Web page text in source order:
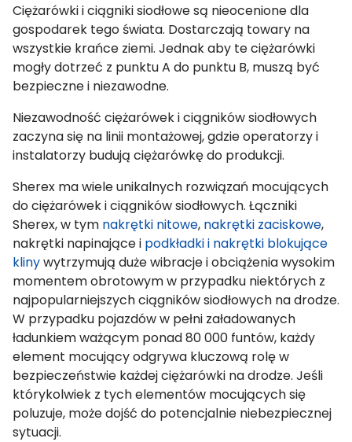
Ciężarówki i ciągniki siodłowe są nieocenione dla
gospodarek tego świata. Dostarczają towary na
wszystkie krańce ziemi. Jednak aby te ciężarówki
mogły dotrzeć z punktu A do punktu B, muszą być
bezpieczne i niezawodne.
Niezawodność ciężarówek i ciągników siodłowych
zaczyna się na linii montażowej, gdzie operatorzy i
instalatorzy budują ciężarówkę do produkcji.
Sherex ma wiele unikalnych rozwiązań mocujących
do ciężarówek i ciągników siodłowych. Łączniki
Sherex, w tym nakrętki nitowe, nakrętki zaciskowe,
nakrętki napinające i podkładki i nakrętki blokujące
klinywytrzymują duże wibracje i obciążenia wysokim
momentem obrotowym w przypadku niektórych z
najpopularniejszych ciągników siodłowych na drodze.
W przypadku pojazdów w pełni załadowanych
ładunkiem ważącym ponad 80 000 funtów, każdy
element mocujący odgrywa kluczową rolę w
bezpieczeństwie każdej ciężarówki na drodze. Jeśli
którykolwiek z tych elementów mocujących się
poluzuje, może dojść do potencjalnie niebezpiecznej
sytuacji.